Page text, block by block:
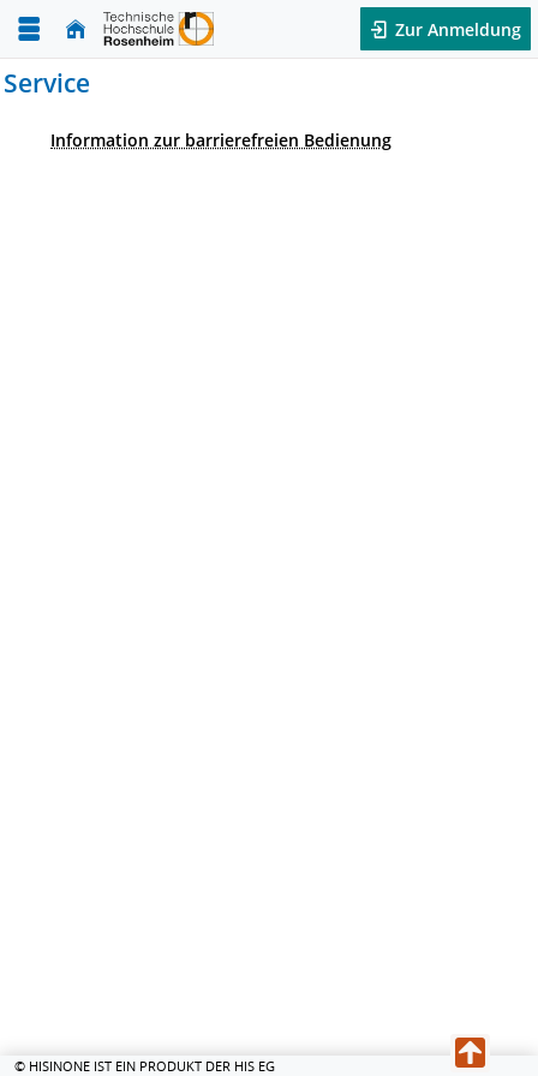
Zur Anmeldung
Service
Information zur barrierefreien Bedienung
© HISINONE IST EIN PRODUKT DER HIS EG